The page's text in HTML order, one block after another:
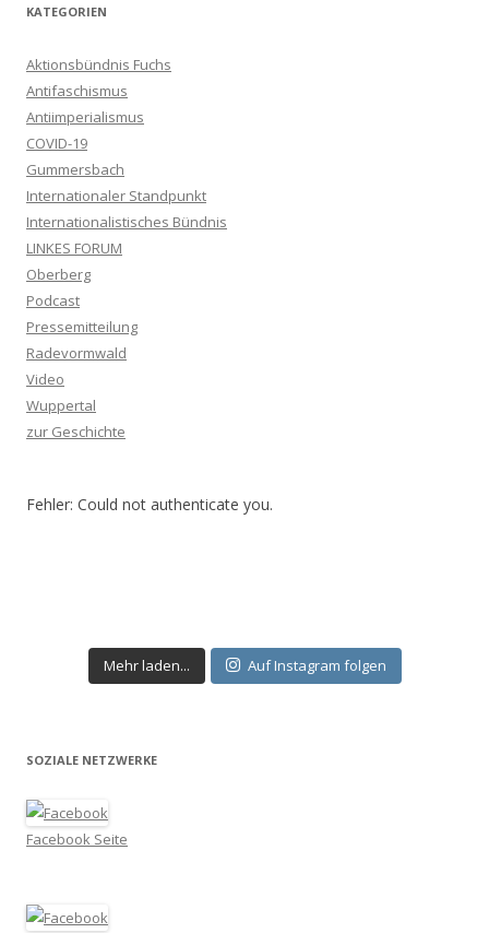
KATEGORIEN
Aktionsbündnis Fuchs
Antifaschismus
Antiimperialismus
COVID-19
Gummersbach
Internationaler Standpunkt
Internationalistisches Bündnis
LINKES FORUM
Oberberg
Podcast
Pressemitteilung
Radevormwald
Video
Wuppertal
zur Geschichte
Fehler: Could not authenticate you.
Mehr laden... Auf Instagram folgen
SOZIALE NETZWERKE
Facebook Seite